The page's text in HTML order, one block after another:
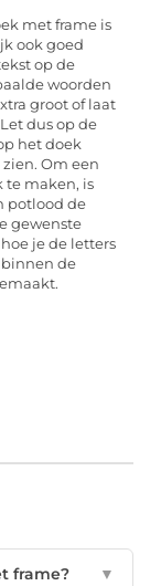
met frame is
ook goed
op de
woorden
groot of laat
dus op de
het doek
Om een
te maken, is
potlood de
gewenste
je de letters
binnen de
frame? ▼